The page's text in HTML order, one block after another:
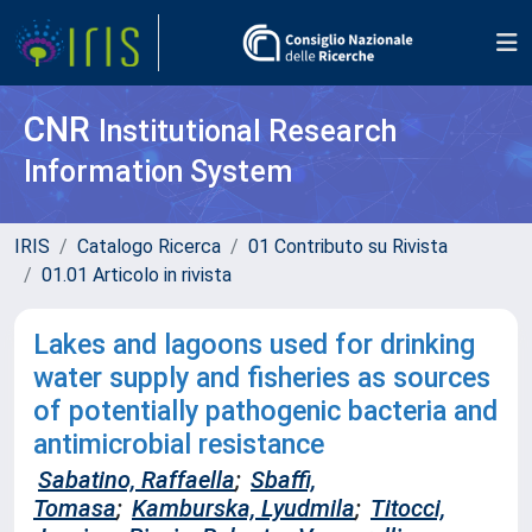
CNR Institutional Research
Information System
IRIS Catalogo Ricerca
01 Contributo su Rivista
01.01 Articolo in rivista
Lakes and lagoons used for drinking
water supply and fisheries as sources
of potentially pathogenic bacteria and
antimicrobial resistance
Sabatino, Raffaella; Sbaffi,
Tomasa; Kamburska, Lyudmila; Titocci,